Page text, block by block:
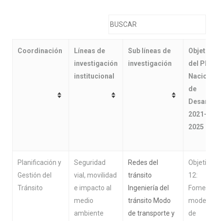
Coordinación
Líneas de
investigación
institucional
Sub líneas de
investigación
Objetivo
del Plan
Nacional
de
2021-
2025
Planificación y
Gestión del
Tránsito
Seguridad
vial, movilidad
e impacto al
medio
ambiente
Redes del
tránsito
Ingeniería del
tránsito Modo
de transporte y
Objetivo
12:
Fomentar
modelos
de